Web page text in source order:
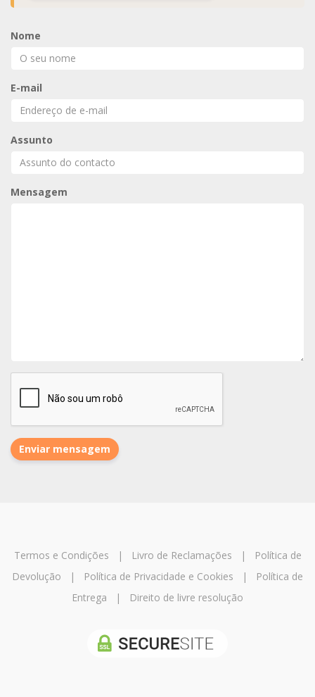
Nome
E-mail
Assunto
Mensagem
Enviar mensagem
Termos e Condições | Livro de Reclamações |
Política de
Devolução | Política de Privacidade e Cookies |
Política de
Entrega | Direito de livre resolução